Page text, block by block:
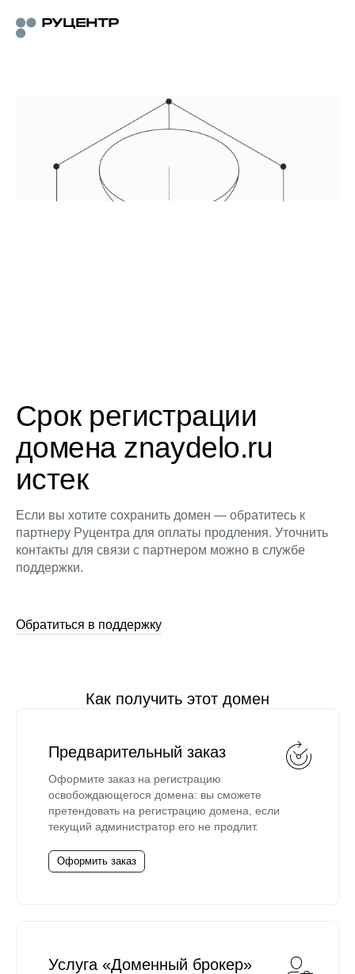
Срок регистрации
домена znaydelo.ru
истек
Если вы хотите сохранить домен — обратитесь к
партнеру Руцентра для оплаты продления. Уточнить
контакты для связи с партнером можно в службе
поддержки.
Обратиться в поддержку
Как получить этот домен
Предварительный заказ
Оформите заказ на регистрацию
освобождающегося домена: вы сможете
претендовать на регистрацию домена, если
текущий администратор его не продлит.
Оформить заказ
Услуга «Доменный брокер»